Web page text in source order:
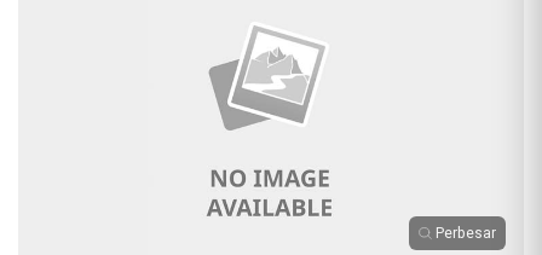
Perbesar